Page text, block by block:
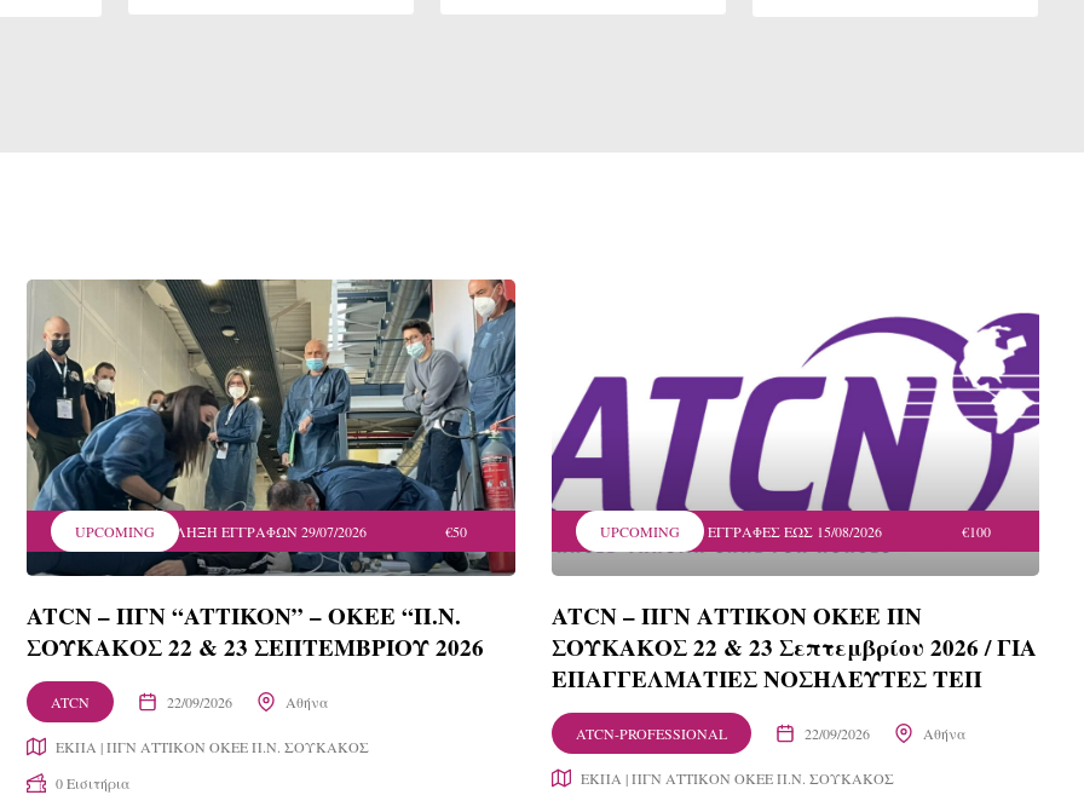
ΛΗΞΗ ΕΓΓΡΑΦΩΝ 29/07/2026
UPCOMING €50
ATCN – ΠΓΝ “ATTIKON” – OKEE “Π.Ν.
ΣΟΥΚΑΚΟΣ 22 & 23 ΣΕΠΤΕΜΒΡΙΟΥ 2026
ATCN 22/09/2026 Αθήνα
ΕΚΠΑ | ΠΓΝ ΑΤΤΙΚΟΝ ΟΚΕΕ Π.Ν. ΣΟΥΚΑΚΟΣ
0 Εισιτήρια
ΕΓΓΡΑΦΕΣ ΕΩΣ 15/08/2026
UPCOMING €100
ATCN – ΠΓΝ ΑΤΤΙΚΟΝ ΟΚΕΕ ΠΝ
ΣΟΥΚΑΚΟΣ 22 & 23 Σεπτεμβρίου 2026 / ΓΙΑ
ΕΠΑΓΓΕΛΜΑΤΙΕΣ ΝΟΣΗΛΕΥΤΕΣ ΤΕΠ
ATCN-PROFESSIONAL 22/09/2026 Αθήνα
ΕΚΠΑ | ΠΓΝ ΑΤΤΙΚΟΝ ΟΚΕΕ Π.Ν. ΣΟΥΚΑΚΟΣ